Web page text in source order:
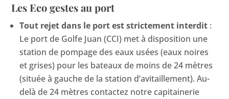
Les Eco gestes au port
Tout rejet dans le port est strictement interdit :
Le port de Golfe Juan (CCI) met à disposition une
station de pompage des eaux usées (eaux noires
et grises) pour les bateaux de moins de 24 mètres
(située à gauche de la station d’avitaillement). Au-
delà de 24 mètres contactez notre capitainerie